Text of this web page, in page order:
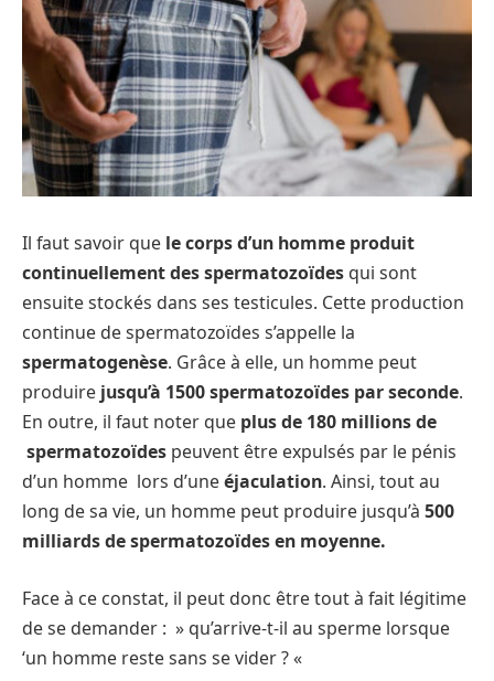
Il faut savoir que le corps d’un homme produit
continuellement des spermatozoïdes qui sont
ensuite stockés dans ses testicules. Cette production
continue de spermatozoïdes s’appelle la
spermatogenèse. Grâce à elle, un homme peut
produire jusqu’à 1500 spermatozoïdes par seconde.
En outre, il faut noter que plus de 180 millions de
spermatozoïdes peuvent être expulsés par le pénis
d’un homme lors d’uneéjaculation. Ainsi, tout au
long de sa vie, un homme peut produire jusqu’à 500
milliards de spermatozoïdes en moyenne.
Face à ce constat, il peut donc être tout à fait légitime
de se demander : » qu’arrive-t-il au sperme lorsque
‘un homme reste sans se vider ? «